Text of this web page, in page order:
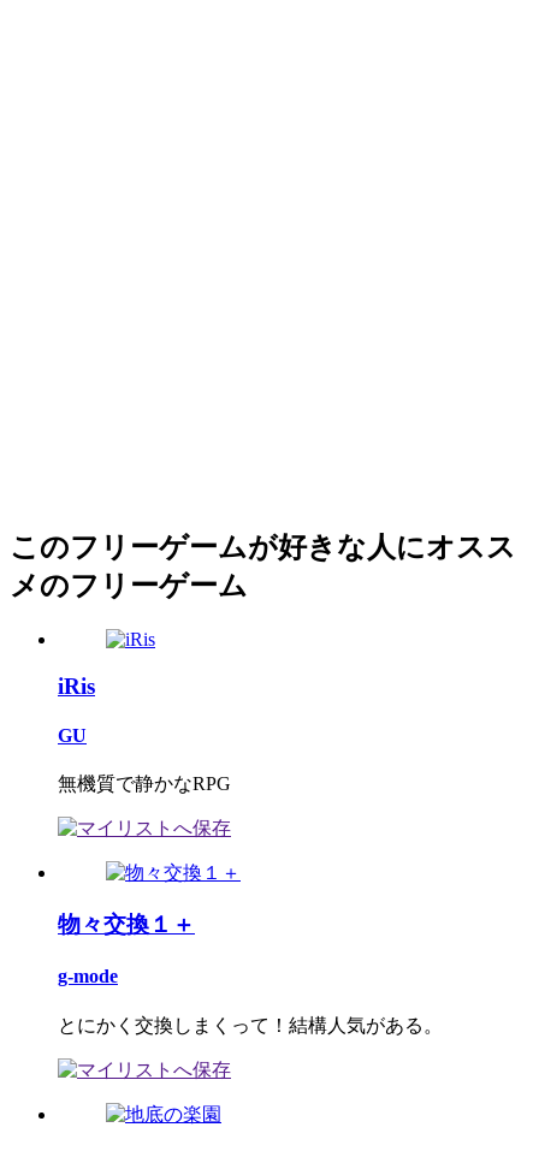
このフリーゲームが好きな人にオスス
メのフリーゲーム
iRis
GU
無機質で静かなRPG
物々交換１＋
g-mode
とにかく交換しまくって！結構人気がある。